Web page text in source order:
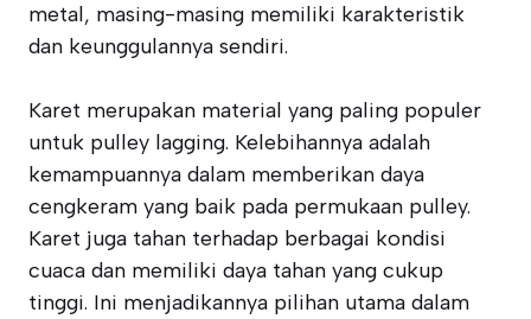
metal, masing-masing memiliki karakteristik
dan keunggulannya sendiri.
Karet merupakan material yang paling populer
untuk pulley lagging. Kelebihannya adalah
kemampuannya dalam memberikan daya
cengkeram yang baik pada permukaan pulley.
Karet juga tahan terhadap berbagai kondisi
cuaca dan memiliki daya tahan yang cukup
tinggi. Ini menjadikannya pilihan utama dalam